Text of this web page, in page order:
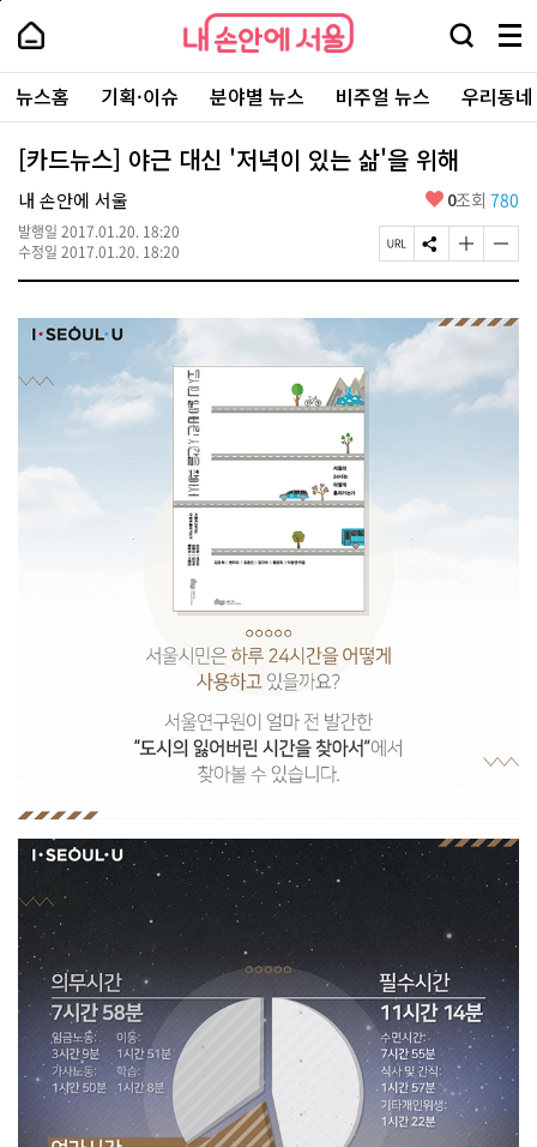
본
로
가
내
손
안
에
서
울
-
서
울
시
대
표
소
포
털
내
손
에
울
검
창
열
기
메
뉴
전
체
보
주
요
서
뉴스홈 기획·이슈 분야별 뉴스 비주얼 뉴스 우리동
[카드뉴스] 야근 대신 '저녁이 있는 삶'을 위해
내 손안에 서울
발행일 2017.01.20. 18:20
수정일 2017.01.20. 18:20
좋
요
0조회 780
페
이
U
R
L
사
S
N
공
유
글
자
기
크
변
경
하
글
자
기
작
변
경
페
상
단
로